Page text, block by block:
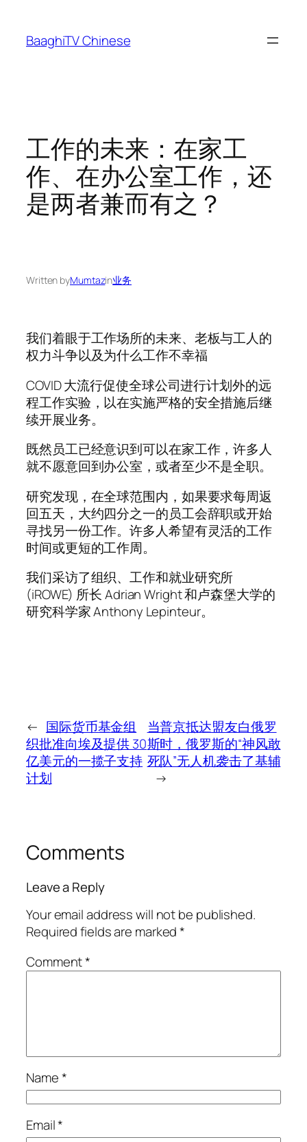
content
BaaghiTV Chinese
工作的未来：在家工
作、在办公室工作，还
是两者兼而有之？
Written byMumtazin业务
我们着眼于工作场所的未来、老板与工人的
权力斗争以及为什么工作不幸福
COVID 大流行促使全球公司进行计划外的远
程工作实验，以在实施严格的安全措施后继
续开展业务。
既然员工已经意识到可以在家工作，许多人
就不愿意回到办公室，或者至少不是全职。
研究发现，在全球范围内，如果要求每周返
回五天，大约四分之一的员工会辞职或开始
寻找另一份工作。许多人希望有灵活的工作
时间或更短的工作周。
我们采访了组织、工作和就业研究所
(iROWE) 所长 Adrian Wright 和卢森堡大学的
研究科学家 Anthony Lepinteur。
← 国际货币基金组
织批准向埃及提供 30
亿美元的一揽子支持
计划
当普京抵达盟友白俄罗
斯时，俄罗斯的“神风敢
死队”无人机袭击了基辅
→
Comments
Leave a Reply
Your email address will not be published.
Required fields are marked*
Comment*
Name*
Email*